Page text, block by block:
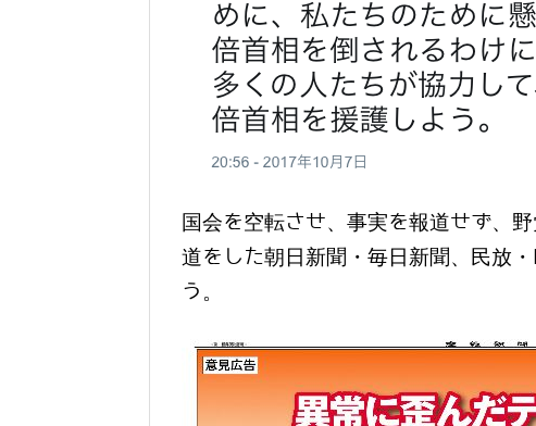
国会を空転させ、事実を報道せず、
道をした朝日新聞・毎日新聞、民放
う。